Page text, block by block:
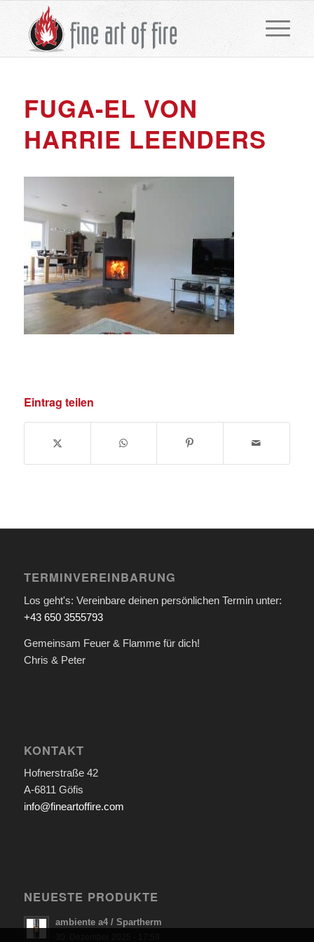
FUGA-EL VON
HARRIE LEENDERS
Eintrag teilen
TERMINVEREINBARUNG
Los geht's: Vereinbare deinen persönlichen Termin unter:
+43 650 3555793
Gemeinsam Feuer & Flamme für dich!
Chris & Peter
KONTAKT
Hofnerstraße 42
A-6811 Göfis
info@fineartoffire.com
NEUESTE PRODUKTE
ambiente a4 / Spartherm